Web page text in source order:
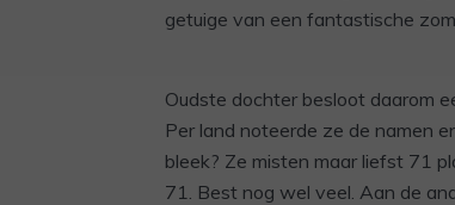
getuige van een fantastische
Oudste dochter besloot daarom
Per land noteerde ze de namen
bleek? Ze misten maar liefst 71
71. Best nog wel veel. Aan de